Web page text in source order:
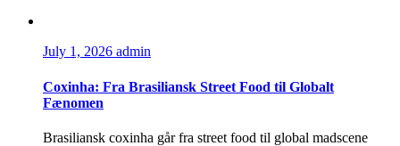
July 1, 2026 admin
Coxinha: Fra Brasiliansk Street Food til Globalt
Fænomen
Brasiliansk coxinha går fra street food til global madscene